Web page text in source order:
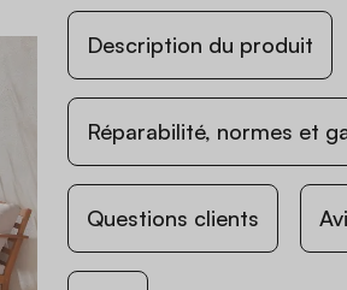
Description du produit
Réparabilité, normes et
Questions clients